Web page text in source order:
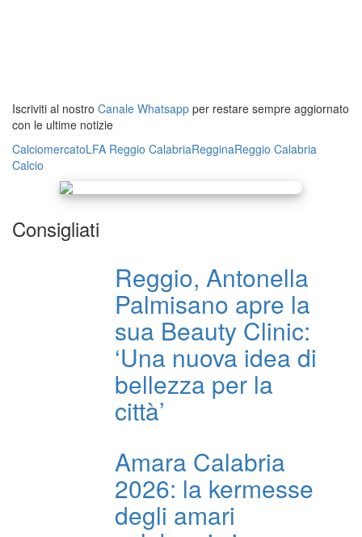
Iscriviti al nostro Canale Whatsapp per restare sempre aggiornato
con le ultime notizie
CalciomercatoLFA Reggio CalabriaRegginaReggio Calabria
Calcio
Consigliati
Reggio, Antonella
Palmisano apre la
sua Beauty Clinic:
‘Una nuova idea di
bellezza per la
città’
Amara Calabria
2026: la kermesse
degli amari